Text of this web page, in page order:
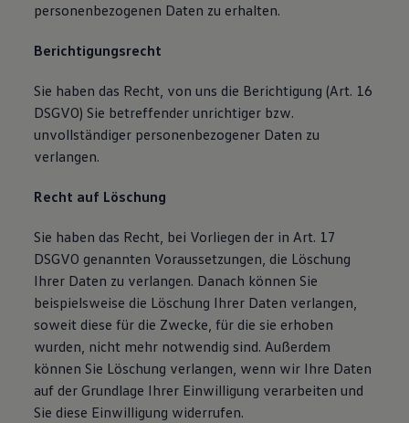
personenbezogenen Daten zu erhalten.
Berichtigungsrecht
Sie haben das Recht, von uns die Berichtigung (Art. 16
DSGVO) Sie betreffender unrichtiger bzw.
unvollständiger personenbezogener Daten zu
verlangen.
Recht auf Löschung
Sie haben das Recht, bei Vorliegen der in Art. 17
DSGVO genannten Voraussetzungen, die Löschung
Ihrer Daten zu verlangen. Danach können Sie
beispielsweise die Löschung Ihrer Daten verlangen,
soweit diese für die Zwecke, für die sie erhoben
wurden, nicht mehr notwendig sind. Außerdem
können Sie Löschung verlangen, wenn wir Ihre Daten
auf der Grundlage Ihrer Einwilligung verarbeiten und
Sie diese Einwilligung widerrufen.